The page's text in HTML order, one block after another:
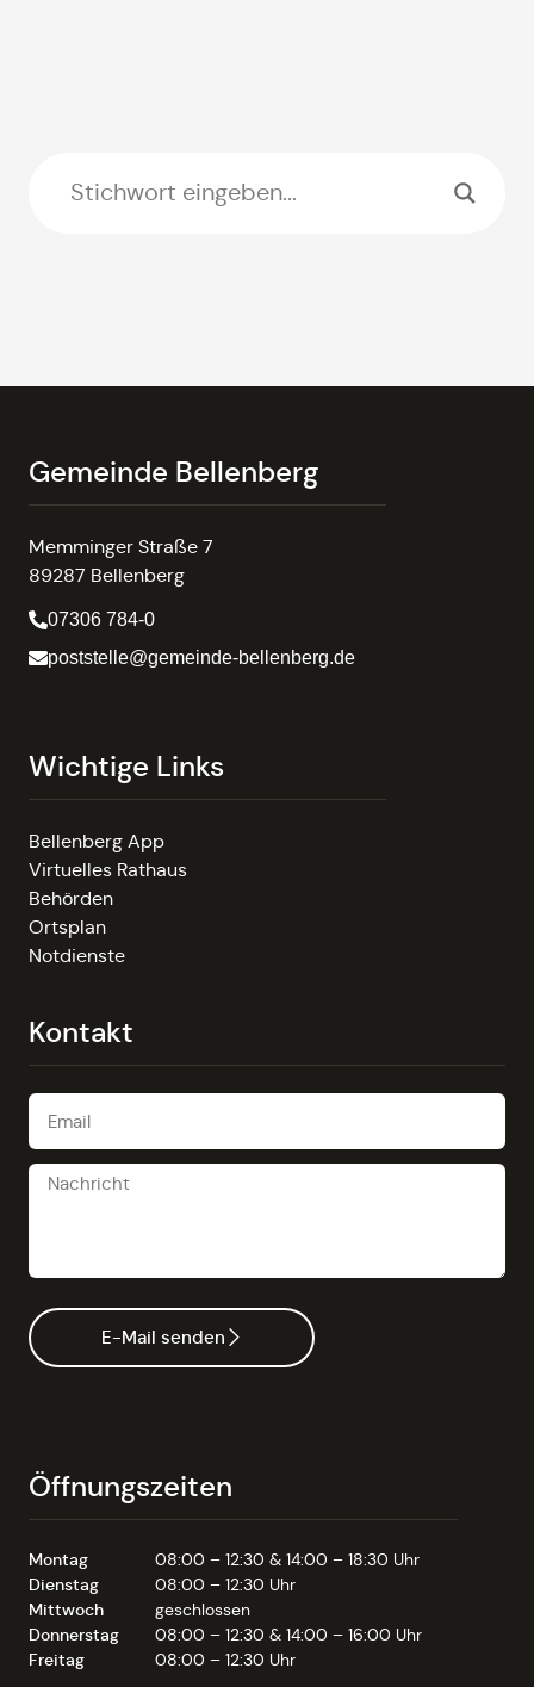
Gemeinde Bellenberg
Memminger Straße 7
89287 Bellenberg
07306 784-0
poststelle@gemeinde-bellenberg.de
Wichtige Links
Bellenberg App
Virtuelles Rathaus
Behörden
Ortsplan
Notdienste
Kontakt
E-Mail senden
Öffnungszeiten
Montag
08:00 – 12:30 & 14:00 – 18:30 Uhr
Dienstag
08:00 – 12:30 Uhr
Mittwoch
geschlossen
Donnerstag
08:00 – 12:30 & 14:00 – 16:00 Uhr
Freitag
08:00 – 12:30 Uhr